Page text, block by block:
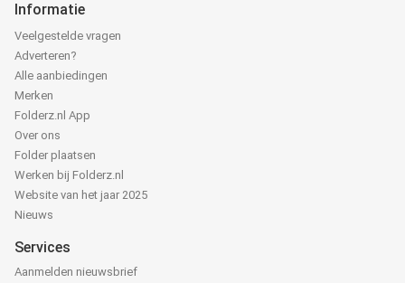
Informatie
Veelgestelde vragen
Adverteren?
Alle aanbiedingen
Merken
Folderz.nl App
Over ons
Folder plaatsen
Werken bij Folderz.nl
Website van het jaar 2025
Nieuws
Services
Aanmelden nieuwsbrief